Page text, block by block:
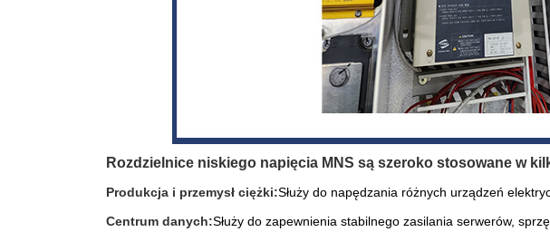
Rozdzielnice niskiego napięcia MNS są szeroko stosowane w
Produkcja i przemysł ciężki:Służy do napędzania różnych urządzeń
Centrum danych:Służy do zapewnienia stabilnego zasilania serwerów,